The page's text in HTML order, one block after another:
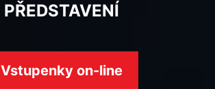
PŘEDSTAVENÍ
Vstupenky on-line